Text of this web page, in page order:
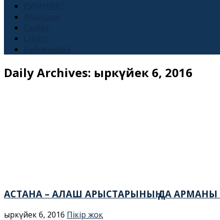
Daily Archives: Қыркүйек 6, 2016
АСТАНА – АЛАШ АРЫСТАРЫНЫҢ ДА АРМАНЫ
Қыркүйек 6, 2016 Пікір жоқ